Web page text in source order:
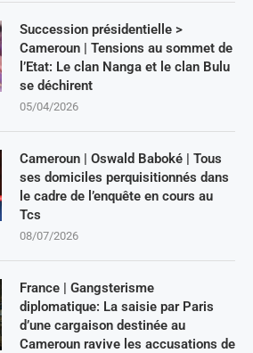
Succession présidentielle >
Cameroun | Tensions au sommet de
l’Etat: Le clan Nanga et le clan Bulu
se déchirent
05/04/2026
Cameroun | Oswald Baboké | Tous
ses domiciles perquisitionnés dans
le cadre de l’enquête en cours au
Tcs
08/07/2026
France | Gangsterisme
diplomatique: La saisie par Paris
d’une cargaison destinée au
Cameroun ravive les accusations de